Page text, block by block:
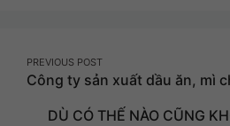
Post
navigation
PREVIOUS POST
Công ty sản xuất dầu ăn, mì
DÙ CÓ THẾ NÀO CŨNG